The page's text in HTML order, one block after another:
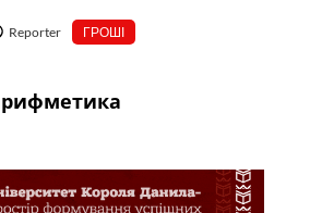
Reporter ГРОШІ